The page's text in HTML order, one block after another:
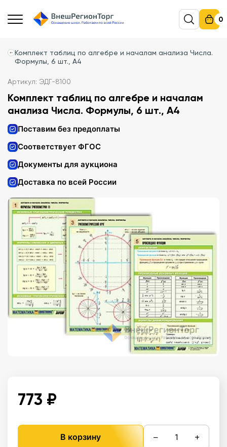
0
Комплект таблиц по алгебре и началам анализа Числа.
Формулы, 6 шт., А4
Артикул: ЭДГ-8100
Комплект таблиц по алгебре и началам
анализа Числа. Формулы, 6 шт., А4
Поставим без предоплаты
Соответствует ФГОС
Документы для аукциона
Доставка по всей России
773 ₽
В корзину − +